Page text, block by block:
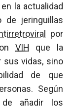
la actualidad
de jeringuillas
por
VIH que la
sus vidas, sino
de que
Según
añadir los